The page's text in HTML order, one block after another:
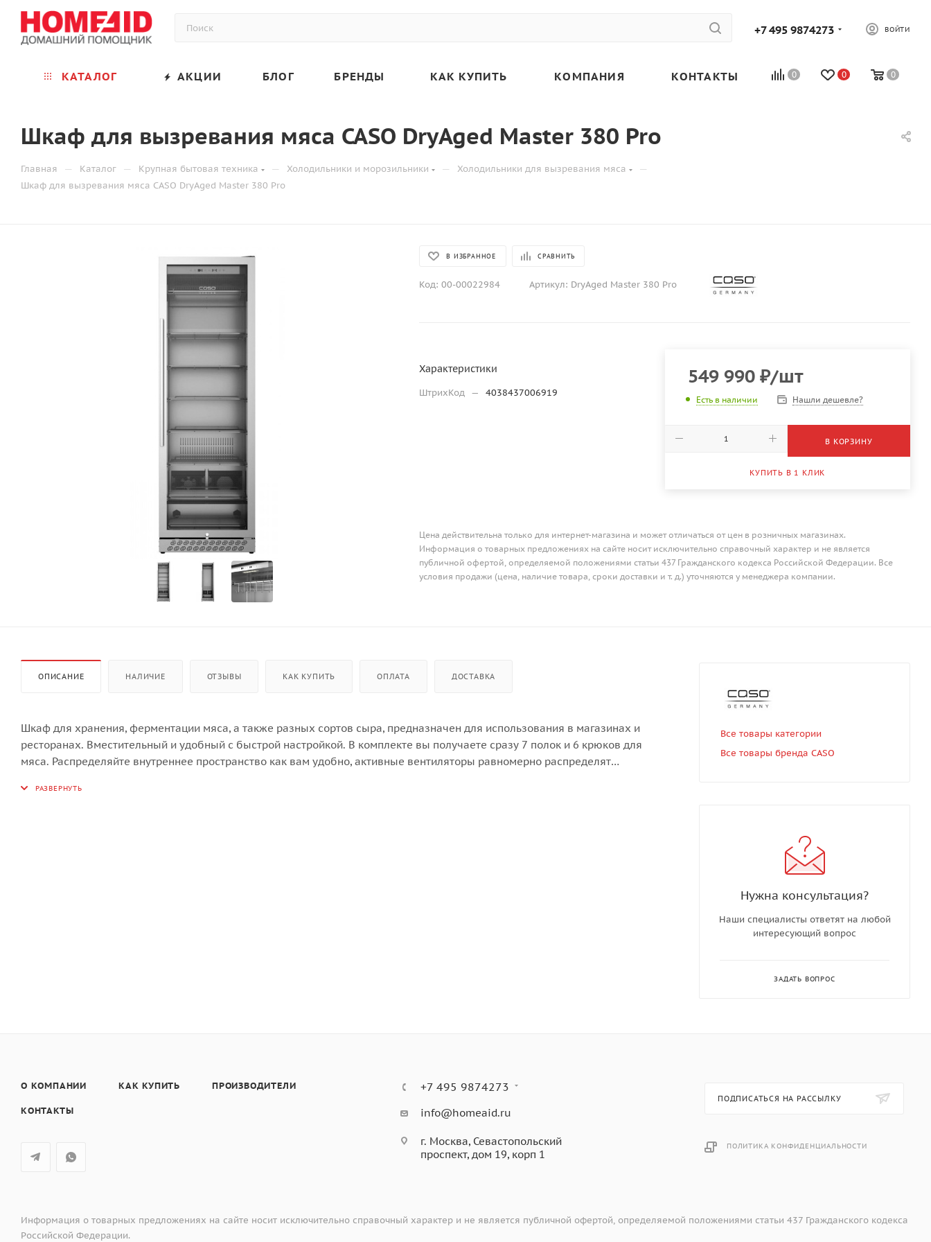
+7 495 9874273 ВОЙТИ
0 0 0
КАТАЛОГ АКЦИИ БЛОГ БРЕНДЫ КАК КУПИТЬ КОМПАНИЯ КОНТАКТЫ
Шкаф для вызревания мяса CASO DryAged Master 380 Pro
Главная — Каталог — Крупная бытовая техника — Холодильники и морозильники — Холодильники для вызревания мяса —
Шкаф для вызревания мяса CASO DryAged Master 380 Pro
В ИЗБРАННОЕ СРАВНИТЬ
Код: 00-00022984 Артикул: DryAged Master 380 Pro
Характеристики
ШтрихКод — 4038437006919
549 990₽/шт
Есть в наличии Нашли дешевле?
В КОРЗИНУ
КУПИТЬ В 1 КЛИК
Цена действительна только для интернет-магазина и может отличаться от цен в розничных магазинах.
Информация о товарных предложениях на сайте носит исключительно справочный характер и не является
публичной офертой, определяемой положениями статьи 437 Гражданского кодекса Российской Федерации. Все
условия продажи (цена, наличие товара, сроки доставки и т. д.) уточняются у менеджера компании.
ОПИСАНИЕ НАЛИЧИЕ ОТЗЫВЫ КАК КУПИТЬ ОПЛАТА ДОСТАВКА
Шкаф для хранения, ферментации мяса, а также разных сортов сыра, предназначен для использования в магазинах и
ресторанах. Вместительный и удобный с быстрой настройкой. В комплекте вы получаете сразу 7 полок и 6 крюков для
мяса. Распределяйте внутреннее пространство как вам удобно, активные вентиляторы равномерно распределят
Все товары категории
Все товары бренда CASO
Нужна консультация?
Наши специалисты ответят на любой
интересующий вопрос
ЗАДАТЬ ВОПРОС
О КОМПАНИИ КАК КУПИТЬ ПРОИЗВОДИТЕЛИ
КОНТАКТЫ
+7 495 9874273
info@homeaid.ru
г. Москва, Севастопольский
проспект, дом 19, корп 1
ПОДПИСАТЬСЯ НА РАССЫЛКУ
ПОЛИТИКА КОНФИДЕНЦИАЛЬНОСТИ
Информация о товарных предложениях на сайте носит исключительно справочный характер и не является публичной офертой, определяемой положениями статьи 437 Гражданского кодекса
Российской Федерации.